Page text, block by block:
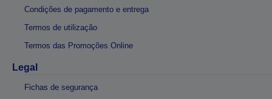
Condições de pagamento e entrega
Termos de utilização
Termos das Promoções Online
Legal
Fichas de segurança